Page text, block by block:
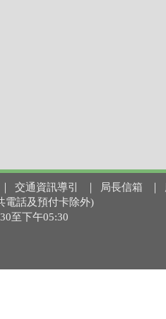
交通資訊導引 局長信箱
電話及預付卡除外)
至下午05:30